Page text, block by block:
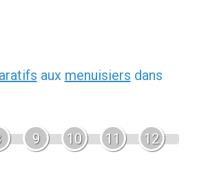
aux menuisiers dans
9 10 11 12